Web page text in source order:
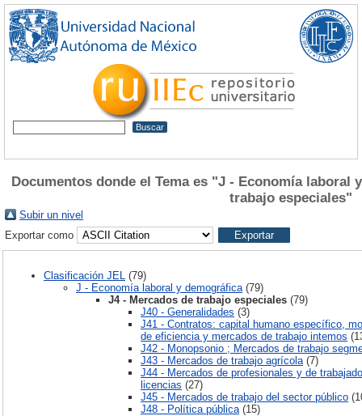
Documentos donde el Tema es "J - Economía laboral
trabajo especiales"
Subir un nivel
Exportar como
Clasificación JEL
(79)
J - Economía laboral y demográfica (79)
J4 - Mercados de trabajo especiales (79)
J40 - Generalidades (3)
J41 - Contratos: capital humano específico,
de eficiencia y mercados de trabajo intemos
J42 - Monopsonio ; Mercados de trabajo
J43 - Mercados de trabajo agrícola (7)
J44 - Mercados de profesionales y de
licencias (27)
J45 - Mercados de trabajo del sector público
J48 - Política pública (15)